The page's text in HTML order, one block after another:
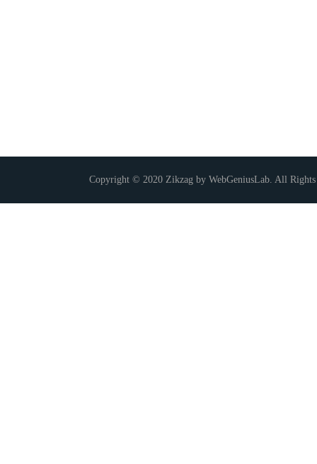
Copyright © 2020 Zikzag by WebGeniusLab. All Rights